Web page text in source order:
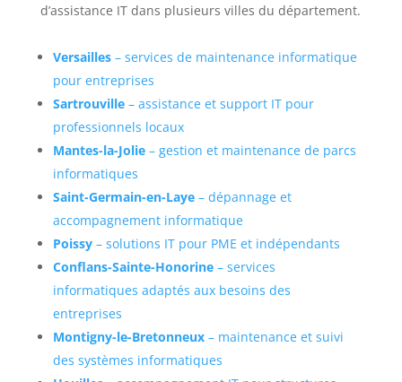
d’assistance IT dans plusieurs villes du département.
Versailles– services de maintenance informatique
pour entreprises
Sartrouville – assistance et support IT pour
professionnels locaux
Mantes-la-Jolie– gestion et maintenance de parcs
informatiques
Saint-Germain-en-Laye– dépannage et
accompagnement informatique
Poissy – solutions IT pour PME et indépendants
Conflans-Sainte-Honorine– services
informatiques adaptés aux besoins des
entreprises
Montigny-le-Bretonneux– maintenance et suivi
des systèmes informatiques